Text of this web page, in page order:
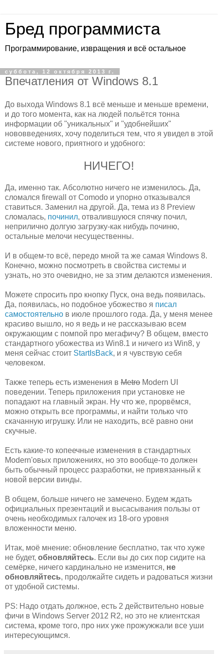
Бред программиста
Программирование, извращения и всё остальное
суббота, 12 октября 2013 г.
Впечатления от Windows 8.1
До выхода Windows 8.1 всё меньше и меньше времени,
и до того момента, как на людей польётся тонна
информации об "уникальных" и "удобнейших"
нововведениях, хочу поделиться тем, что я увидел в этой
системе нового, приятного и удобного:
НИЧЕГО!
Да, именно так. Абсолютно ничего не изменилось. Да,
сломался firewall от Comodo и упорно отказывался
ставиться. Заменил на другой. Да, тема из 8 Preview
сломалась, починил, отвалившуюся спячку почил,
неприлично долгую загрузку-как нибудь починю,
остальные мелочи несущественны.
И в общем-то всё, передо мной та же самая Windows 8.
Конечно, можно посмотреть в свойства системы и
узнать, но это очевидно, не за этим делаются изменения.
Можете спросить про кнопку Пуск, она ведь появилась.
Да, появилась, но подобное убожество я писал
самостоятельно в июле прошлого года. Да, у меня менее
красиво вышло, но я ведь и не рассказываю всем
окружающим с помпой про мегафичу? В общем, вместо
стандартного убожества из Win8.1 и ничего из Win8, у
меня сейчас стоит StartIsBack, и я чувствую себя
человеком.
Также теперь есть изменения в Metro Modern UI
поведении. Теперь приложения при установке не
попадают на главный экран. Ну что же, прорвёмся,
можно открыть все программы, и найти только что
скачанную игрушку. Или не находить, всё равно они
скучные.
Есть какие-то копеечные изменения в стандартных
Modern'овых приложениях, но это вообще-то должен
быть обычный процесс разработки, не привязанный к
новой версии винды.
В общем, больше ничего не замечено. Будем ждать
официальных презентаций и высасывания пользы от
очень необходимых галочек из 18-ого уровня
вложенности меню.
Итак, моё мнение: обновление бесплатно, так что хуже
не будет, обновляйтесь. Если вы до сих пор сидите на
семёрке, ничего кардинально не изменится, не
обновляйтесь, продолжайте сидеть и радоваться жизни
от удобной системы.
PS: Надо отдать должное, есть 2 действительно новые
фичи в Windows Server 2012 R2, но это не клиентская
система, кроме того, про них уже прожужжали все уши
интересующимся.